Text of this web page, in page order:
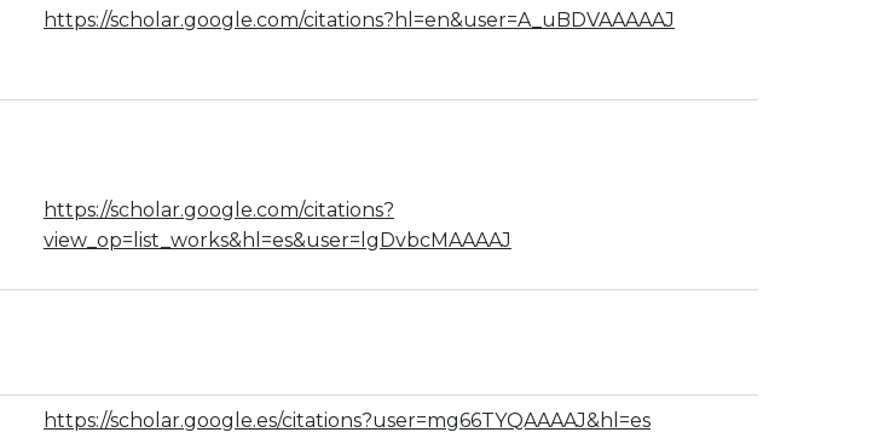
https://scholar.google.com/citations?hl=en&user=A_uBDVAAAAAJ
https://scholar.google.com/citations?
view_op=list_works&hl=es&user=lgDvbcMAAAAJ
https://scholar.google.es/citations?user=mg66TYQAAAAJ&hl=es